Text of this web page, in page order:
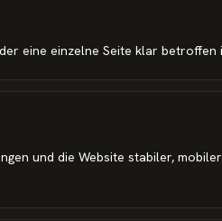
eine einzelne Seite klar betroffen
und die Website stabiler,